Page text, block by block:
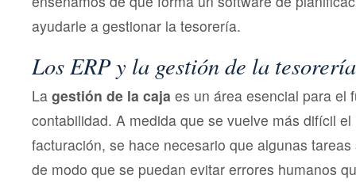
ayudarle a gestionar la tesorería.
Los ERP y la gestión de la tesorería
La gestión de la caja es un área esencial para el
contabilidad. A medida que se vuelve más difícil
facturación, se hace necesario que algunas
de modo que se puedan evitar errores humanos